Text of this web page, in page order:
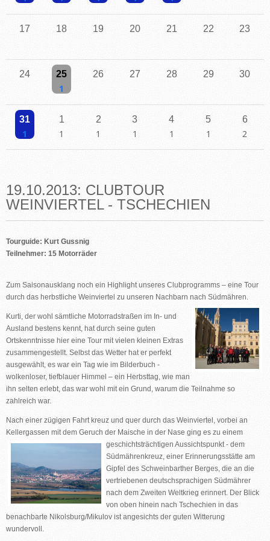
17 18 19 20 21 22 23
24 25 26 27 28 29 30
31 1 2 3 4 5 6
19.10.2013: CLUBTOUR
WEINVIERTEL - TSCHECHIEN
Tourguide: Kurt Gussnig
Teilnehmer: 15 Motorräder
Zum Saisonausklang noch ein Highlight unseres Clubprogramms – eine Tour
durch das herbstliche Weinviertel zu unseren Nachbarn nach Südmähren.
Kurti, der wohl sämtliche Motorradstraßen im In- und
Ausland bestens kennt, hat durch seine guten
Ortskenntnisse hier eine Tour mit vielen kleinen Extras
zusammengestellt. Selbst das Wetter hat er perfekt
ausgewählt, es war ein Tag wie im Bilderbuch -
wolkenloser, tiefblauer Himmel – ein Herbsttag, wie man
ihn selten erlebt, das war wohl mit ein Grund, warum die Teilnahme so
zahlreich war.
Nach einer zügigen Fahrt kreuz und quer durch das Weinviertel, vorbei an
Kellergassen mit dem Geruch der Maische in der Nase ging es zu einem
geschichtsträchtigen Aussichtspunkt - dem
Südmährenkreuz, einer Erinnerungsstätte am
Gipfel des Schweinbarther Berges, die an die
vertriebenen deutschsprachigen Südmährer
nach dem Zweiten Weltkrieg erinnert. Der Blick
von oben hinein nach Tschechien in das
benachbarte Nikolsburg/Mikulov ist angesichts der guten Witterung
wundervoll.